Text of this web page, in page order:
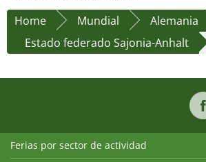
Home
Mundial
Alemania
Estado federado Sajonia-Anhalt
Ferias por sector de actividad